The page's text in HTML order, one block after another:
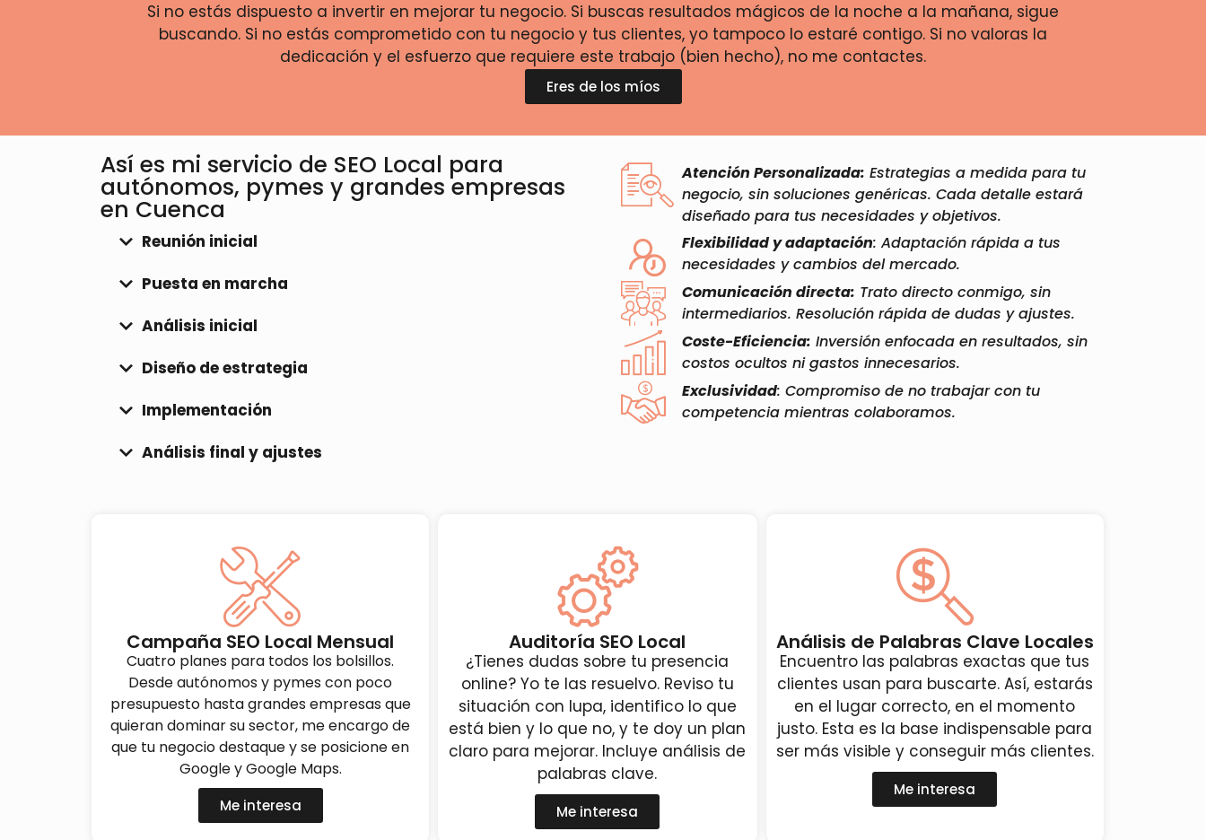
Si no estás dispuesto a invertir en mejorar tu negocio. Si buscas resultados mágicos de la noche a la mañana, sigue
buscando. Si no estás comprometido con tu negocio y tus clientes, yo tampoco lo estaré contigo. Si no valoras la
dedicación y el esfuerzo que requiere este trabajo (bien hecho), no me contactes.
Eres de los míos
Así es mi servicio de SEO Local para
autónomos, pymes y grandes empresas
en Cuenca
Reunión inicial
Puesta en marcha
Análisis inicial
Diseño de estrategia
Implementación
Análisis final y ajustes
Atención Personalizada: Estrategias a medida para tu
negocio, sin soluciones genéricas. Cada detalle estará
diseñado para tus necesidades y objetivos.
Flexibilidad y adaptación: Adaptación rápida a tus
necesidades y cambios del mercado.
Comunicación directa: Trato directo conmigo, sin
intermediarios. Resolución rápida de dudas y ajustes.
Coste-Eficiencia: Inversión enfocada en resultados, sin
costos ocultos ni gastos innecesarios.
Exclusividad: Compromiso de no trabajar con tu
competencia mientras colaboramos.
Campaña SEO Local Mensual
Cuatro planes para todos los bolsillos.
Desde autónomos y pymes con poco
presupuesto hasta grandes empresas que
quieran dominar su sector, me encargo de
que tu negocio destaque y se posicione en
Google y Google Maps.
Me interesa
Auditoría SEO Local
¿Tienes dudas sobre tu presencia
online? Yo te las resuelvo. Reviso tu
situación con lupa, identifico lo que
está bien y lo que no, y te doy un plan
claro para mejorar. Incluye análisis de
palabras clave.
Me interesa
Análisis de Palabras Clave Locales
Encuentro las palabras exactas que tus
clientes usan para buscarte. Así, estarás
en el lugar correcto, en el momento
justo. Esta es la base indispensable para
ser más visible y conseguir más clientes.
Me interesa